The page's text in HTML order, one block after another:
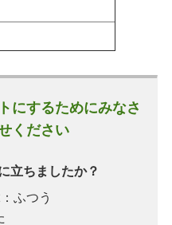
にするためにみなさ
ください
立ちましたか？
ふつう